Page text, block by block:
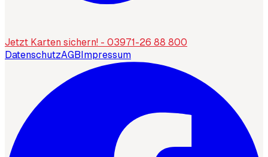
Jetzt Karten sichern! - 03971-26 88 800
DatenschutzAGBImpressum